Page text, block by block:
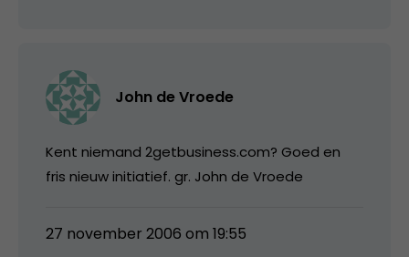
John de Vroede
Kent niemand 2getbusiness.com? Goed en
fris nieuw initiatief. gr. John de Vroede
27 november 2006 om 19:55